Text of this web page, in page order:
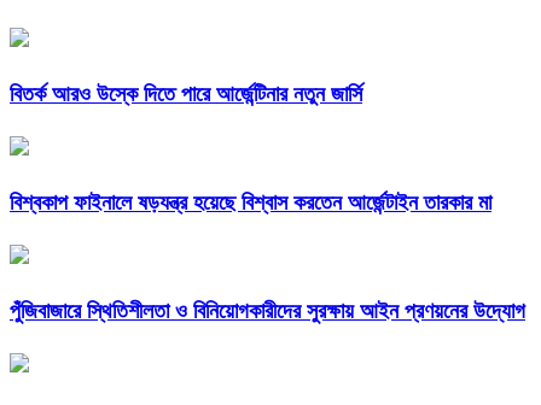
বিতর্ক আরও উস্কে দিতে পারে আর্জেন্টিনার নতুন জার্সি
বিশ্বকাপ ফাইনালে ষড়যন্ত্র হয়েছে বিশ্বাস করতেন আর্জেন্টাইন তারকার মা
পুঁজিবাজারে স্থিতিশীলতা ও বিনিয়োগকারীদের সুরক্ষায় আইন প্রণয়নের উদ্যোগ